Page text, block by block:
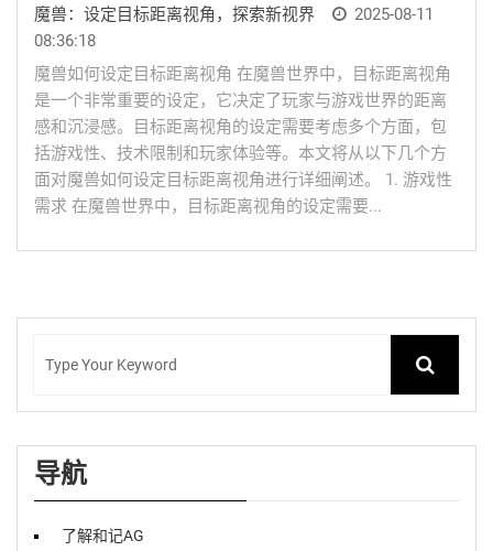
魔兽：设定目标距离视角，探索新视界
2025-08-11
08:36:18
魔兽如何设定目标距离视角 在魔兽世界中，目标距离视角
是一个非常重要的设定，它决定了玩家与游戏世界的距离
感和沉浸感。目标距离视角的设定需要考虑多个方面，包
括游戏性、技术限制和玩家体验等。本文将从以下几个方
面对魔兽如何设定目标距离视角进行详细阐述。 1. 游戏性
需求 在魔兽世界中，目标距离视角的设定需要...
导航
了解和记AG